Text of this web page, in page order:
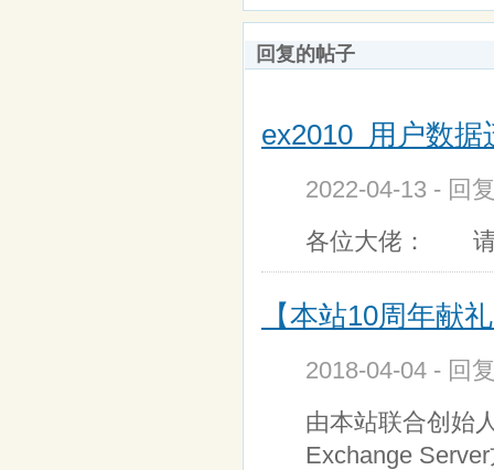
回复的帖子
ex2010 用户数据
2022-04-13 - 回
各位大佬： 请
【本站10周年献
2018-04-04 - 回
由本站联合创始
Exchange